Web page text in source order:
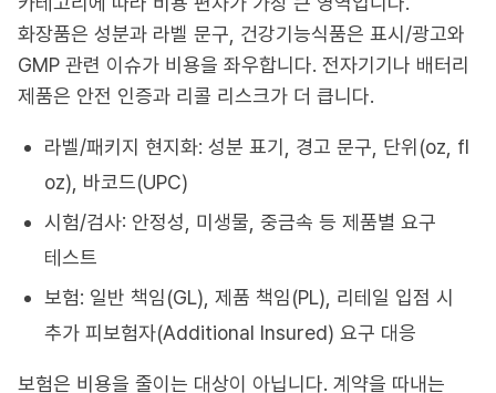
화장품은 성분과 라벨 문구, 건강기능식품은 표시/광고와
GMP 관련 이슈가 비용을 좌우합니다. 전자기기나 배터리
제품은 안전 인증과 리콜 리스크가 더 큽니다.
라벨/패키지 현지화: 성분 표기, 경고 문구, 단위(oz, fl
oz), 바코드(UPC)
시험/검사: 안정성, 미생물, 중금속 등 제품별 요구
테스트
보험: 일반 책임(GL), 제품 책임(PL), 리테일 입점 시
추가 피보험자(Additional Insured) 요구 대응
보험은 비용을 줄이는 대상이 아닙니다. 계약을 따내는